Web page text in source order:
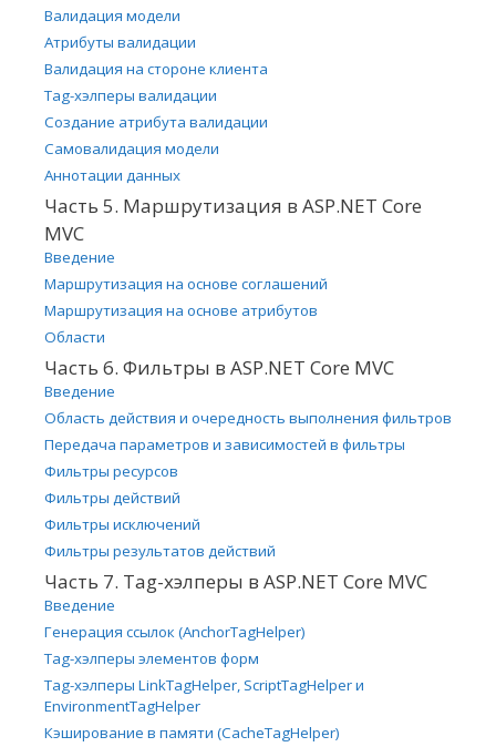
Валидация модели
Атрибуты валидации
Валидация на стороне клиента
Tag-хэлперы валидации
Создание атрибута валидации
Самовалидация модели
Аннотации данных
Часть 5. Маршрутизация в ASP.NET Core
MVC
Введение
Маршрутизация на основе соглашений
Маршрутизация на основе атрибутов
Области
Часть 6. Фильтры в ASP.NET Core MVC
Введение
Область действия и очередность выполнения фильтров
Передача параметров и зависимостей в фильтры
Фильтры ресурсов
Фильтры действий
Фильтры исключений
Фильтры результатов действий
Часть 7. Tag-хэлперы в ASP.NET Core MVC
Введение
Генерация ссылок (AnchorTagHelper)
Tag-хэлперы элементов форм
Tag-хэлперы LinkTagHelper, ScriptTagHelper и
EnvironmentTagHelper
Кэширование в памяти (CacheTagHelper)